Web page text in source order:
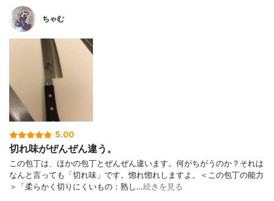
ちゃむ
5.00
切れ味がぜんぜん違う。
この包丁は、ほかの包丁とぜんぜん違います。何がちがうのか？それは
なんと言っても「切れ味」です。惚れ惚れしますよ。＜この包丁の能力
＞「柔らかく切りにくいもの：熟し…続きを見る